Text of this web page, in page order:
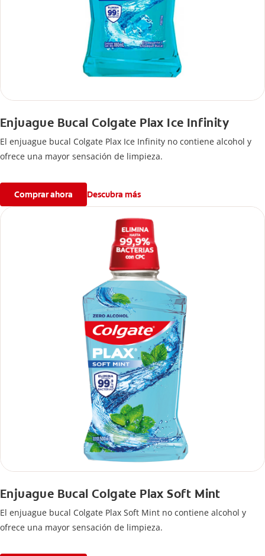
Enjuague Bucal Colgate Plax Ice Infinity
El enjuague bucal Colgate Plax Ice Infinity no contiene alcohol y
ofrece una mayor sensación de limpieza.
Comprar ahora Descubra más
Enjuague Bucal Colgate Plax Soft Mint
El enjuague bucal Colgate Plax Soft Mint no contiene alcohol y
ofrece una mayor sensación de limpieza.